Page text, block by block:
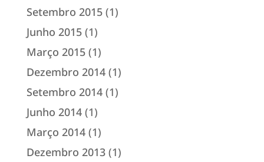
Setembro 2015(1)
Junho 2015(1)
Março 2015(1)
Dezembro 2014(1)
Setembro 2014(1)
Junho 2014(1)
Março 2014(1)
Dezembro 2013(1)